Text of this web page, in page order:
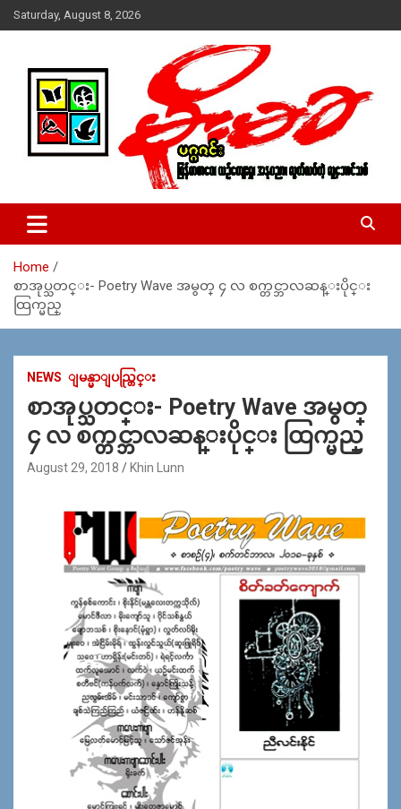
Skip
to
Saturday, August 8, 2026
MoeMaKa Burmese News &
Media
ယ္ေရး – အမွတ္ ၂၅၄၊ ပထပ္၊ လမ္း ၄၀၊ ေက်ာက္တံတား၊ ရန္ကုန္။
(ဖုုံး – ၀၉ ၂၅၂ ၂၄၉ ၀၉၄ ၊ ၀၉ ၄၂၁ ၇၄၃ ၇၅၃ ၊ ၀၉ ၅၀၄ ၁၀ ၅၈) ျ
ဇာေစ်းသစ္ ။ ၀၉ ၇၈၆၈၃၇ ၃၀၅ / ၀၉ ၉၆၃၆၉၉၈၃၄
Home
စာအုပ္သတင္း- Poetry Wave အမွတ္ ၄ လ စက္တင္ဘာလဆန္းပိုင္း
ထြက္မည္
NEWS ျမန္မာျပည္တြင္း
စာအုပ္သတင္း- Poetry Wave အမွတ္
၄ လ စက္တင္ဘာလဆန္းပိုင္း ထြက္မည္
August 29, 2018 Khin Lunn